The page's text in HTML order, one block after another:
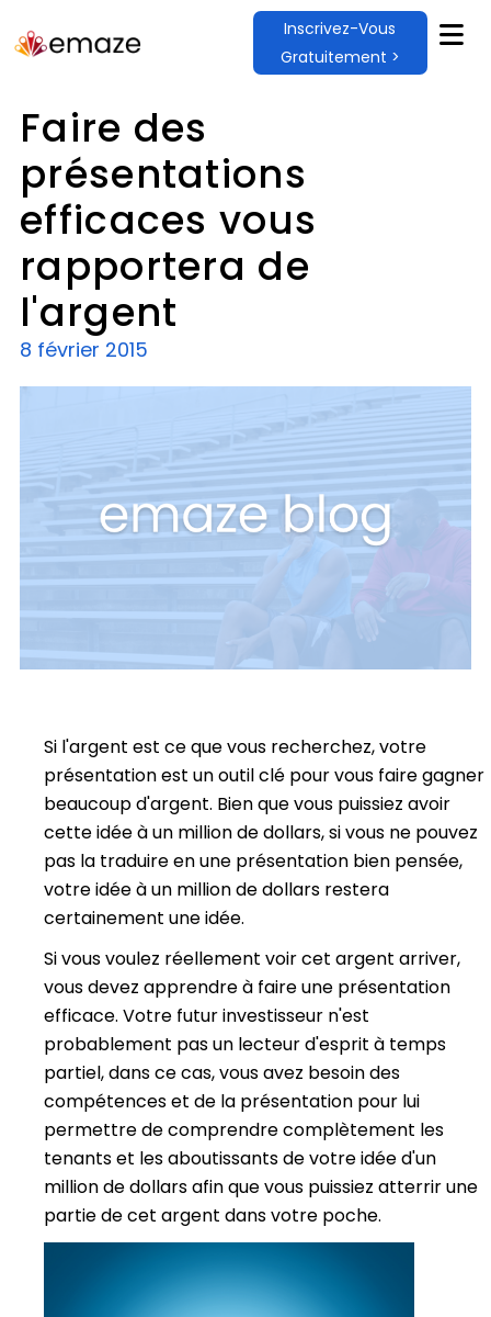
Inscrivez-Vous
Gratuitement >
Faire des
présentations
efficaces vous
rapportera de
l'argent
8 février 2015
Si l'argent est ce que vous recherchez, votre
présentation est un outil clé pour vous faire gagner
beaucoup d'argent. Bien que vous puissiez avoir
cette idée à un million de dollars, si vous ne pouvez
pas la traduire en une présentation bien pensée,
votre idée à un million de dollars restera
certainement une idée.
Si vous voulez réellement voir cet argent arriver,
vous devez apprendre à faire une présentation
efficace. Votre futur investisseur n'est
probablement pas un lecteur d'esprit à temps
partiel, dans ce cas, vous avez besoin des
compétences et de la présentation pour lui
permettre de comprendre complètement les
tenants et les aboutissants de votre idée d'un
million de dollars afin que vous puissiez atterrir une
partie de cet argent dans votre poche.